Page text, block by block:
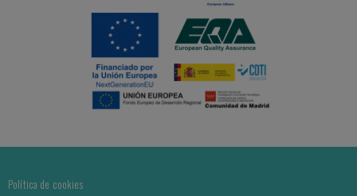
Política de cookies